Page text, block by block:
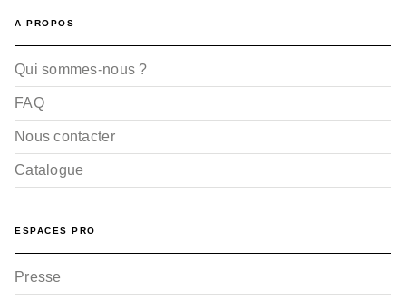
A PROPOS
Qui sommes-nous ?
FAQ
Nous contacter
Catalogue
ESPACES PRO
Presse